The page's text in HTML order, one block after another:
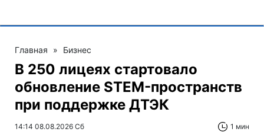
Главная » Бизнес
В 250 лицеях стартовало
обновление STEM-пространств
при поддержке ДТЭК‌
14:14 08.08.2026 Сб 1 мин